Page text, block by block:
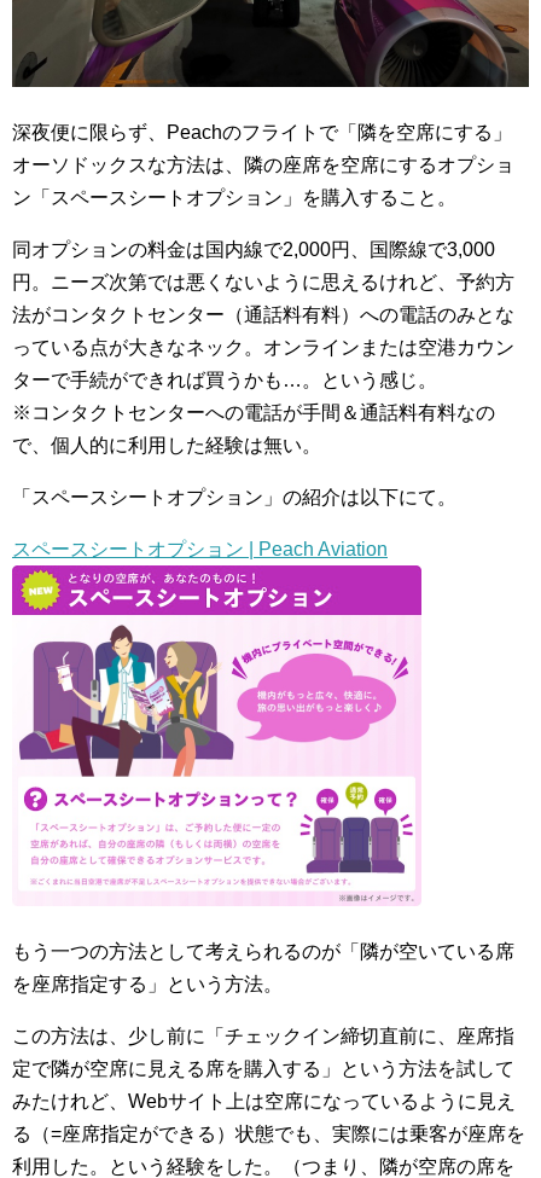
深夜便に限らず、Peachのフライトで「隣を空席にする」
オーソドックスな方法は、隣の座席を空席にするオプショ
ン「スペースシートオプション」を購入すること。
同オプションの料金は国内線で2,000円、国際線で3,000
円。ニーズ次第では悪くないように思えるけれど、予約方
法がコンタクトセンター（通話料有料）への電話のみとな
っている点が大きなネック。オンラインまたは空港カウン
ターで手続ができれば買うかも…。という感じ。
※コンタクトセンターへの電話が手間＆通話料有料なの
で、個人的に利用した経験は無い。
「スペースシートオプション」の紹介は以下にて。
スペースシートオプション | Peach Aviation
もう一つの方法として考えられるのが「隣が空いている席
を座席指定する」という方法。
この方法は、少し前に「チェックイン締切直前に、座席指
定で隣が空席に見える席を購入する」という方法を試して
みたけれど、Webサイト上は空席になっているように見え
る（=座席指定ができる）状態でも、実際には乗客が座席を
利用した。という経験をした。（つまり、隣が空席の席を